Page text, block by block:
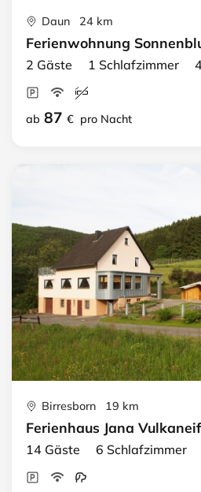
Daun 24 km
Ferienwohnung
2 Gäste 1 Schlafzimmer
ab 87 € pro Nacht
Birresborn 19 km
Ferienhaus Jana
14 Gäste 6 Schlafzimmer